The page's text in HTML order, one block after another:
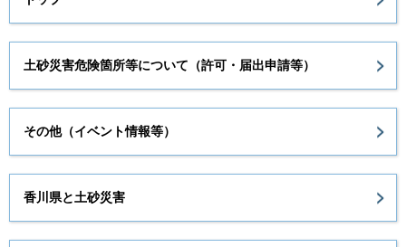
土砂災害危険箇所等について（許可・届出申請等）
その他（イベント情報等）
香川県と土砂災害